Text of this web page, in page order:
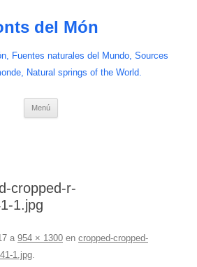
del Món
Fuentes naturales del Mundo, Sources
Natural springs of the World.
Menú
cropped-r-
1.jpg
a 954 × 1300 en cropped-cropped-
1.jpg.